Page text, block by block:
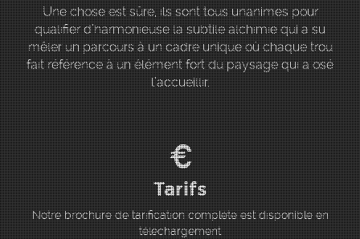
Une chose est sûre, ils sont tous unanimes pour
qualifier d’harmonieuse la subtile alchimie qui a su
mêler un parcours à un cadre unique où chaque trou
fait référence à un élément fort du paysage qui a osé
l’accueillir.
Tarifs
Notre brochure de tarification complète est disponible en
téléchargement